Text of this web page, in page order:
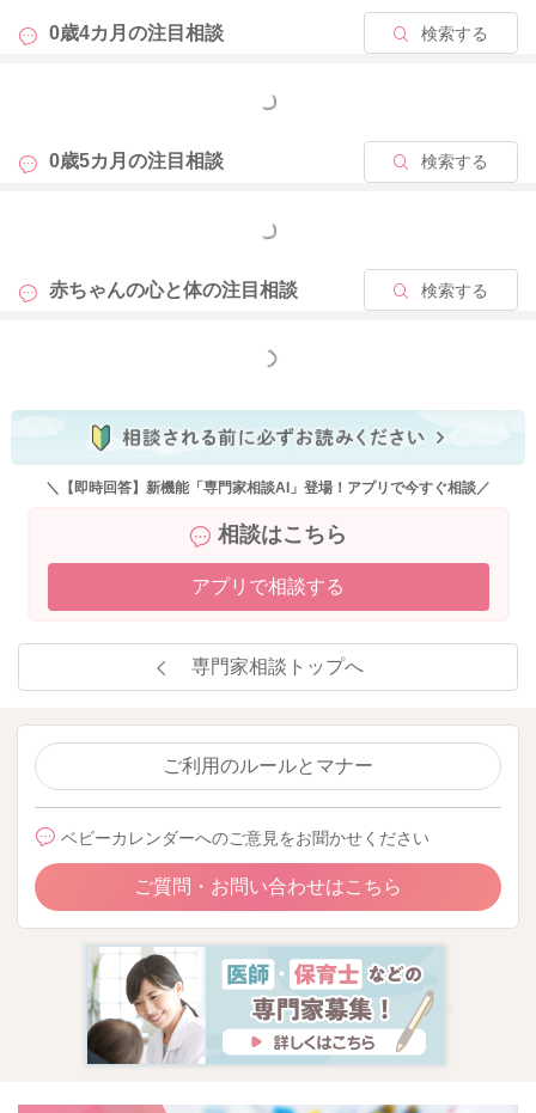
0歳4カ月の注目相談 検索する
もっと見る
0歳5カ月の注目相談 検索する
もっと見る
赤ちゃんの心と体の注目相談 検索する
もっと見る
＼【即時回答】新機能「専門家相談AI」登場！アプリで今すぐ相談／
相談はこちら
アプリで相談する
専門家相談トップへ
ご利用のルールとマナー
ベビーカレンダーへのご意見をお聞かせください
ご質問・お問い合わせはこちら